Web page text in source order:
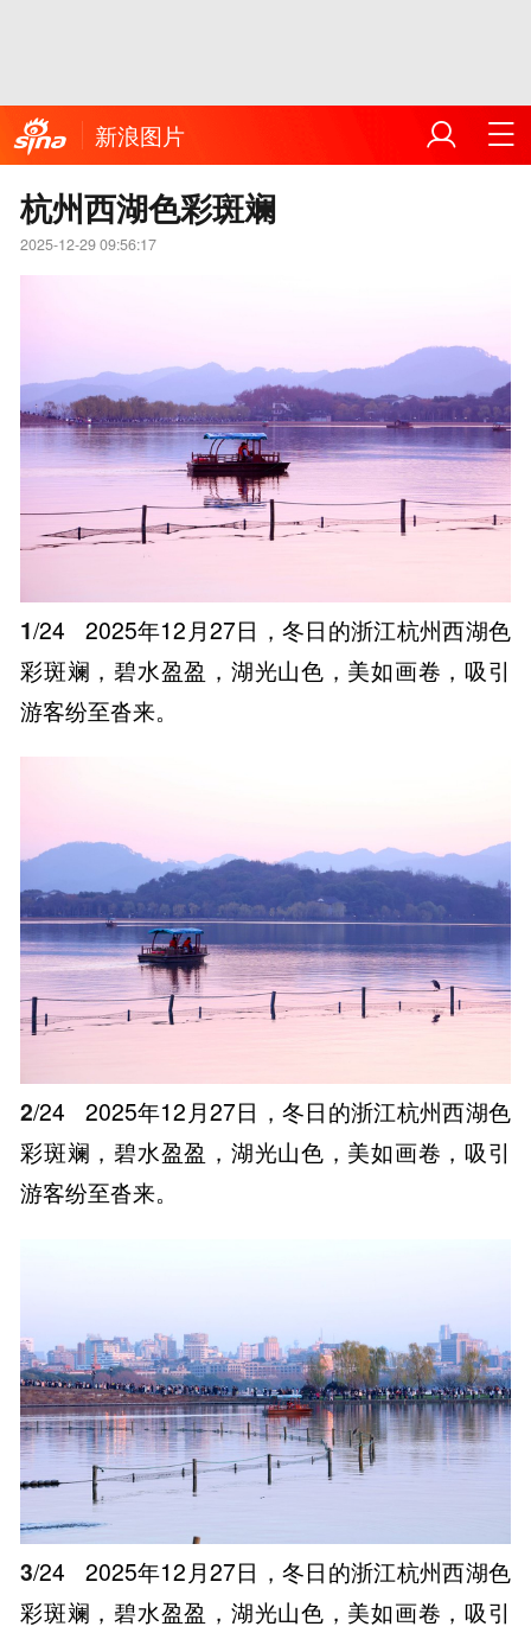
新浪图片
杭州西湖色彩斑斓
2025-12-29 09:56:17
1/24
2025年12月27日，冬日的浙江杭州西湖色
彩斑斓，碧水盈盈，湖光山色，美如画卷，吸引
游客纷至沓来。
2/24
2025年12月27日，冬日的浙江杭州西湖色
彩斑斓，碧水盈盈，湖光山色，美如画卷，吸引
游客纷至沓来。
3/24
2025年12月27日，冬日的浙江杭州西湖色
彩斑斓，碧水盈盈，湖光山色，美如画卷，吸引